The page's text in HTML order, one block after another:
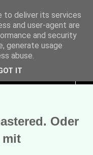
Oder
mit
to deliver its services
and user-agent are
and security
generate usage
abuse.
IT